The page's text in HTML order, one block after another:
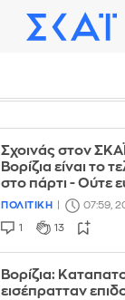
Σχοινάς στον
Βορίζια είναι το
στο πάρτι - Ούτε
ΠΟΛΙΤΙΚΗ 07:59,
1 13
Βορίζια:
εισέπρατταν